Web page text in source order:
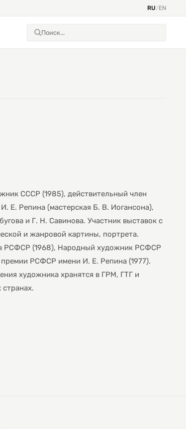
RU/EN
СССР (1985), действительный член
Е. Репина (мастерская Б. В. Иогансона),
и Г. Н. Савинова. Участник выставок с
и жанровой картины, портрета.
РСФСР (1968), Народный художник РСФСР
премии РСФСР имени И. Е. Репина (1977).
художника хранятся в ГРМ, ГТГ и